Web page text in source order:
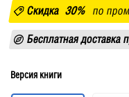
Скидка 30% по
Бесплатная доставка
Версия книги